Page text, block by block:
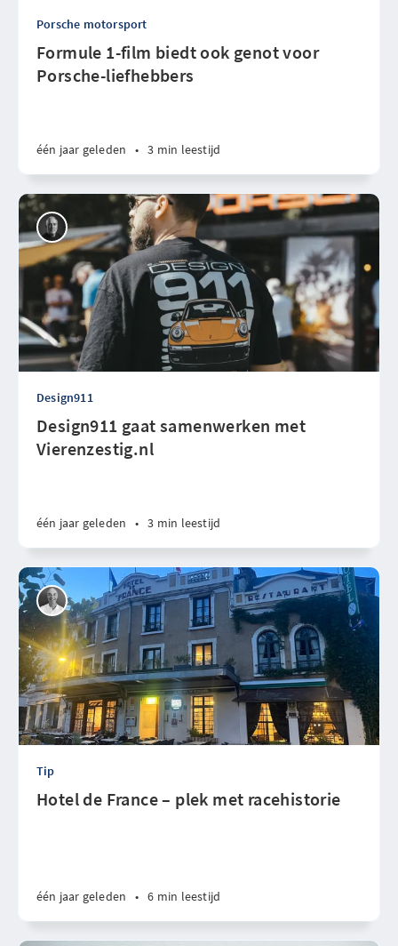
Porsche motorsport
Formule 1-film biedt ook genot voor
Porsche-liefhebbers
één jaar geleden • 3 min leestijd
Design911
Design911 gaat samenwerken met
Vierenzestig.nl
één jaar geleden • 3 min leestijd
Tip
Hotel de France – plek met racehistorie
één jaar geleden • 6 min leestijd